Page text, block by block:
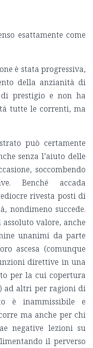
esattamente come
è stata progressiva,
della anzianità di
di prestigio e non ha
tutte le correnti, ma
può certamente
senza l’aiuto delle
, soccombendo
Benché accada
rivesta posti di
nondimeno succede.
valore, anche
unanimi da parte
ascesa (comunque
direttive in una
per la cui copertura
ad altri per ragioni di
è inammissibile e
ma anche per chi
negative lezioni su
il perverso